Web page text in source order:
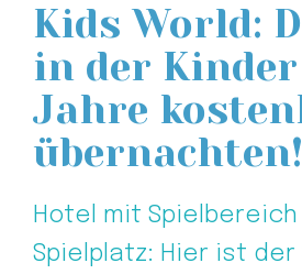
Kids World:
in der Kinder
Jahre
übernachten!
Hotel mit Spielbereich
Spielplatz: Hier ist der